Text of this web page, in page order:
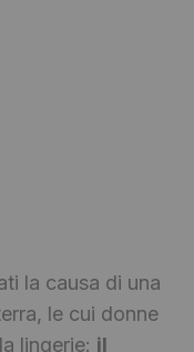
la causa di una
le cui donne
lingerie: il